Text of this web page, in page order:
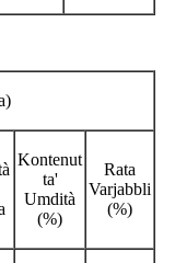
Kontenut
ta'
Umdità
(%)
Rata
Varjabbli
(%)